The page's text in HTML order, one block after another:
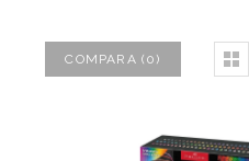
COMPARA ( 0 )